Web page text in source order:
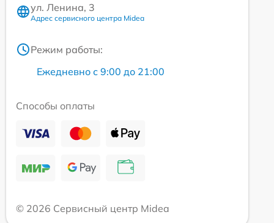
ул. Ленина, 3
Адрес сервисного центра Midea
Режим работы:
Ежедневно с 9:00 до 21:00
Способы оплаты
© 2026 Сервисный центр Midea